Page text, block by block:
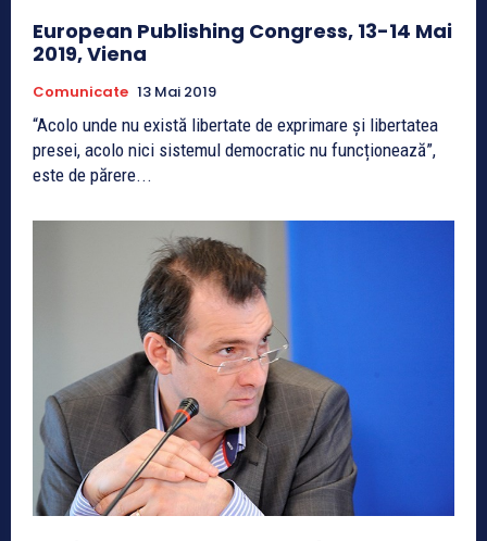
European Publishing Congress, 13-14 Mai
2019, Viena
Comunicate 13 Mai 2019
“Acolo unde nu există libertate de exprimare și libertatea
presei, acolo nici sistemul democratic nu funcționează”,
este de părere...